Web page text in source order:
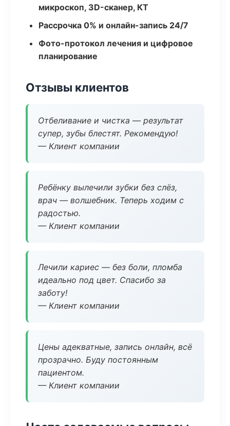
микроскоп, 3D-сканер, КТ
Рассрочка 0% и онлайн-запись 24/7
Фото-протокол лечения и цифровое
планирование
Отзывы клиентов
Отбеливание и чистка — результат
супер, зубы блестят. Рекомендую!
— Клиент компании
Ребёнку вылечили зубки без слёз,
врач — волшебник. Теперь ходим с
радостью.
— Клиент компании
Лечили кариес — без боли, пломба
идеально под цвет. Спасибо за
заботу!
— Клиент компании
Цены адекватные, запись онлайн, всё
прозрачно. Буду постоянным
пациентом.
— Клиент компании